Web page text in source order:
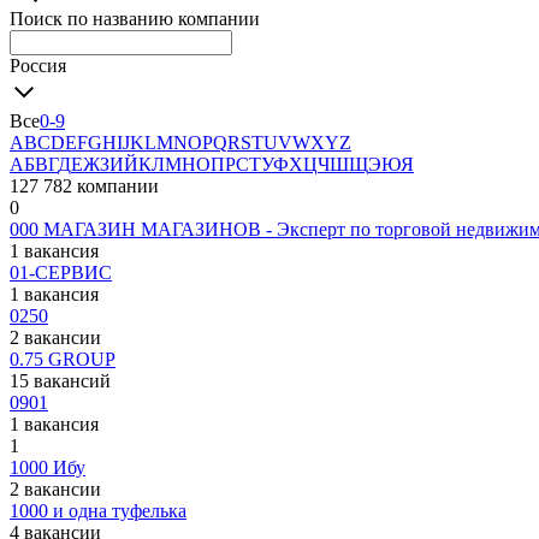
Поиск по названию компании
Россия
Все0-9
ABCDEFGHIJKLMNOPQRSTUVWXYZ
АБВГДЕЖЗИЙКЛМНОПРСТУФХЦЧШЩЭЮЯ
127 782 компании
0
000 МАГАЗИН МАГАЗИНОВ - Эксперт по торговой
1 вакансия
01-СЕРВИС
1 вакансия
0250
2 вакансии
0.75 GROUP
15 вакансий
0901
1 вакансия
1
1000 Ибу
2 вакансии
1000 и одна туфелька
4 вакансии